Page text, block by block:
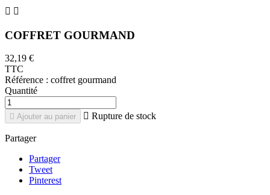
 
COFFRET GOURMAND
32,19 €
TTC
Référence : coffret gourmand
Quantité
 Ajouter au panier  Rupture de stock
Partager
Partager
Tweet
Pinterest